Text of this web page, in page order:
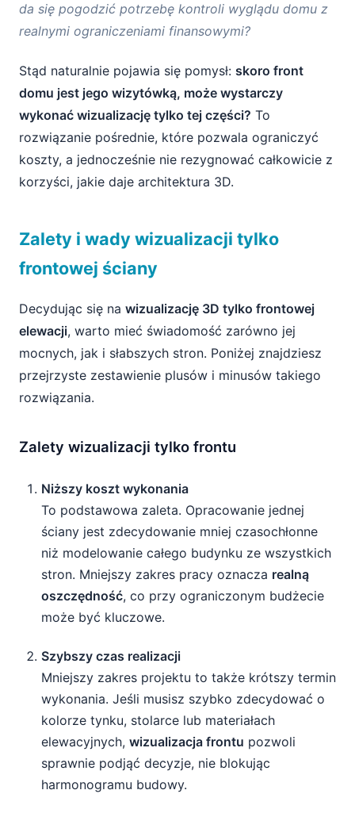
da się pogodzić potrzebę kontroli wyglądu domu z
realnymi ograniczeniami finansowymi?
Stąd naturalnie pojawia się pomysł: skoro front
domu jest jego wizytówką, może wystarczy
wykonać wizualizację tylko tej części? To
rozwiązanie pośrednie, które pozwala ograniczyć
koszty, a jednocześnie nie rezygnować całkowicie z
korzyści, jakie daje architektura 3D.
Zalety i wady wizualizacji tylko
frontowej ściany
Decydując się na wizualizację 3D tylko frontowej
elewacji, warto mieć świadomość zarówno jej
mocnych, jak i słabszych stron. Poniżej znajdziesz
przejrzyste zestawienie plusów i minusów takiego
rozwiązania.
Zalety wizualizacji tylko frontu
Niższy koszt wykonania
To podstawowa zaleta. Opracowanie jednej
ściany jest zdecydowanie mniej czasochłonne
niż modelowanie całego budynku ze wszystkich
stron. Mniejszy zakres pracy oznacza realną
oszczędność, co przy ograniczonym budżecie
może być kluczowe.
Szybszy czas realizacji
Mniejszy zakres projektu to także krótszy termin
wykonania. Jeśli musisz szybko zdecydować o
kolorze tynku, stolarce lub materiałach
elewacyjnych, wizualizacja frontu pozwoli
sprawnie podjąć decyzje, nie blokując
harmonogramu budowy.